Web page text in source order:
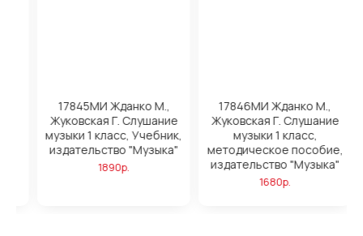
17845МИ Жданко М.,
Жуковская Г. Слушание
музыки 1 класс, Учебник,
издательство "Музыка"
1890р.
17846МИ Жданко М.,
Жуковская Г. Слушание
музыки 1 класс,
методическое пособие,
издательство "Музыка"
1680р.